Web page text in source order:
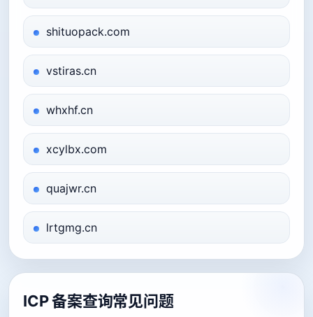
shituopack.com
vstiras.cn
whxhf.cn
xcylbx.com
quajwr.cn
lrtgmg.cn
ICP 备案查询常见问题